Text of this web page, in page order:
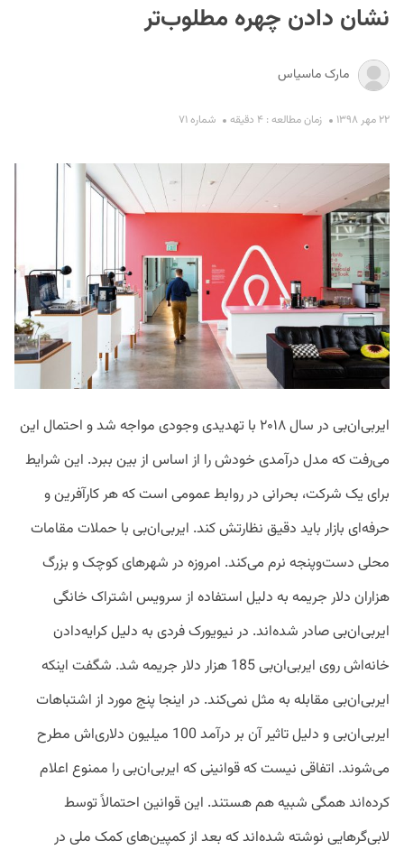
نشان دادن چهره مطلوب‌تر
مارک ماسیاس
۲۲ مهر ۱۳۹۸ زمان مطالعه : ۴ دقیقه شماره ۷۱
ایربی‌ان‌بی در سال ۲۰۱۸ با تهدیدی وجودی مواجه شد و احتمال این
می‌رفت که مدل درآمدی خودش را از اساس از بین ببرد. این شرایط
برای یک شرکت، بحرانی در روابط عمومی است که هر کارآفرین و
حرفه‌ای بازار باید دقیق نظارتش کند. ایر‌بی‌ان‌بی با حملات مقامات
محلی دست‌وپنجه نرم می‌کند. امروزه در شهرهای کوچک و بزرگ
هزاران دلار جریمه به دلیل استفاده از سرویس اشتراک خانگی
ایربی‌ان‌بی صادر شده‌اند. در نیویورک فردی به دلیل کرایه‌دادن
خانه‌اش روی ایربی‌ان‌بی 185 هزار دلار جریمه شد. شگفت اینکه
ایربی‌ان‌بی مقابله به مثل نمی‌کند. در اینجا پنج مورد از اشتباهات
ایربی‌ان‌بی و دلیل تاثیر آن بر درآمد 100 میلیون دلاری‌اش مطرح
می‌شوند. اتفاقی نیست که قوانینی که ایربی‌ان‌بی را ممنوع اعلام
کرده‌اند همگی شبیه هم هستند. این قوانین احتمالاً توسط
لابی‌گر‌هایی نوشته شده‌اند که بعد از کمپین‌های کمک ملی در